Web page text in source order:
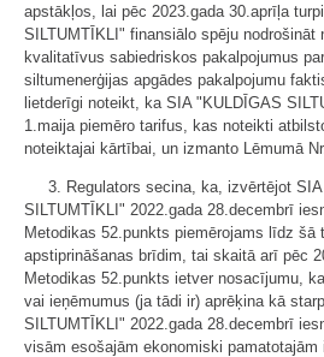
apstākļos, lai pēc 2023.gada 30.aprīļa
SILTUMTĪKLI" finansiālo spēju nodrošināt
kvalitatīvus sabiedriskos pakalpojumus
siltumenerģijas apgādes pakalpojumu
lietderīgi noteikt, ka SIA "KULDĪGAS
1.maija piemēro tarifus, kas noteikti
noteiktajai kārtībai, un izmanto Lēmumā
3. Regulators secina, ka, izvērtējot
SILTUMTĪKLI" 2022.gada 28.decembrī
Metodikas 52.punkts piemērojams līdz šā
apstiprināšanas brīdim, tai skaitā arī pēc
Metodikas 52.punkts ietver nosacījumu,
vai ieņēmumus (ja tādi ir) aprēķina kā
SILTUMTĪKLI" 2022.gada 28.decembrī
visām esošajām ekonomiski